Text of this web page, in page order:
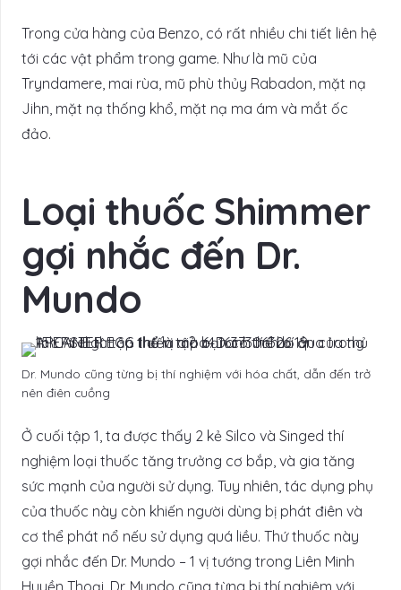
Trong cửa hàng của Benzo, có rất nhiều chi tiết liên hệ
tới các vật phẩm trong game. Như là mũ của
Tryndamere, mai rùa, mũ phù thủy Rabadon, mặt nạ
Jihn, mặt nạ thống khổ, mặt nạ ma ám và mắt ốc
đảo.
Loại thuốc Shimmer
gợi nhắc đến Dr.
Mundo
Dr. Mundo cũng từng bị thí nghiệm với hóa chất, dẫn đến trở
nên điên cuồng
Ở cuối tập 1, ta được thấy 2 kẻ Silco và Singed thí
nghiệm loại thuốc tăng trưởng cơ bắp, và gia tăng
sức mạnh của người sử dụng. Tuy nhiên, tác dụng phụ
của thuốc này còn khiến người dùng bị phát điên và
cơ thể phát nổ nếu sử dụng quá liều. Thứ thuốc này
gợi nhắc đến Dr. Mundo – 1 vị tướng trong Liên Minh